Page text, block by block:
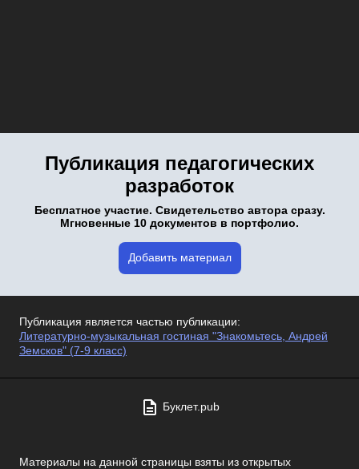
Публикация педагогических
разработок
Бесплатное участие. Свидетельство автора сразу.
Мгновенные 10 документов в портфолио.
Добавить материал
Публикация является частью публикации:
Литературно-музыкальная гостиная "Знакомьтесь, Андрей
Земсков" (7-9 класс)
Буклет.pub
Материалы на данной страницы взяты из открытых